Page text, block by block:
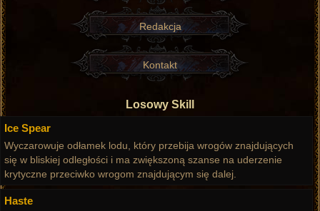
Redakcja
Kontakt
Losowy Skill
Ice Spear
Wyczarowuje odłamek lodu, który przebija wrogów znajdujących
się w bliskiej odległości i ma zwiększoną szanse na uderzenie
krytyczne przeciwko wrogom znajdującym się dalej.
Haste